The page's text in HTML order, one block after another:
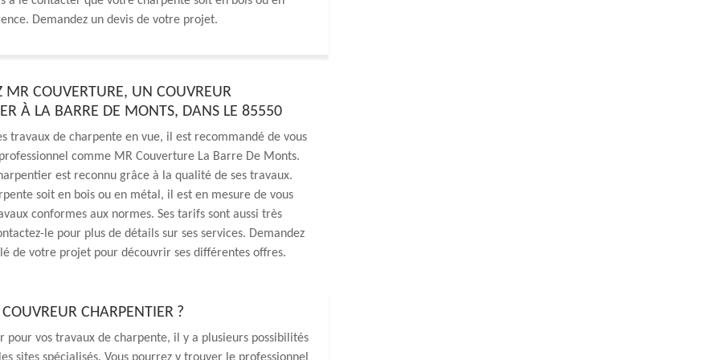
Demandez un devis de votre projet.
MR COUVERTURE, UN COUVREUR
À LA BARRE DE MONTS, DANS LE 85550
travaux de charpente en vue, il est recommandé de vous
comme MR Couverture La Barre De Monts.
est reconnu grâce à la qualité de ses travaux.
soit en bois ou en métal, il est en mesure de vous
conformes aux normes. Ses tarifs sont aussi très
le pour plus de détails sur ses services. Demandez
de votre projet pour découvrir ses différentes offres.
CHARPENTIER ?
pour vos travaux de charpente, il y a plusieurs possibilités